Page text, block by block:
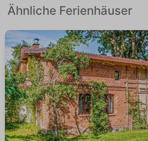
Ähnliche Ferienhäuser